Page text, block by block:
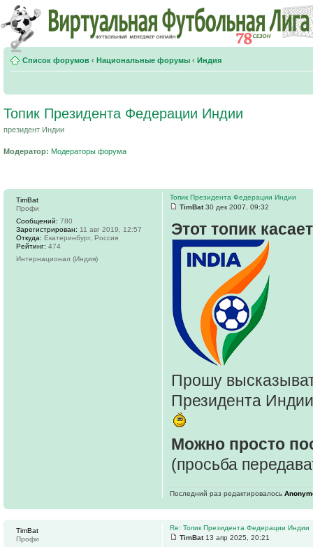
Список форумов ‹ Национальные форумы ‹ Индия
Топик Президента Федерации Индии
президент Индии
Модератор: Модераторы форума
Топик Президента Федерации Индии
TimBat30 дек 2007, 09:32
Этот топик
Прошу
Президента
Можно просто
(просьба
Последний раз редактировалось
TimBat
Профи
Сообщений: 780
Зарегистрирован: 11 авг 2019, 12:57
Откуда: Екатеринбург, Россия
Рейтинг: 474
Интернационал (Индия)
Re: Топик Президента Федерации Индии
TimBat13 апр 2025, 20:21
TimBat
Профи